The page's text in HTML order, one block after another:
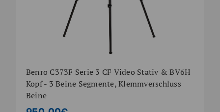
Benro C373F Serie 3 CF Video Stativ & BV6H
Kopf - 3 Beine Segmente, Klemmverschluss
Beine